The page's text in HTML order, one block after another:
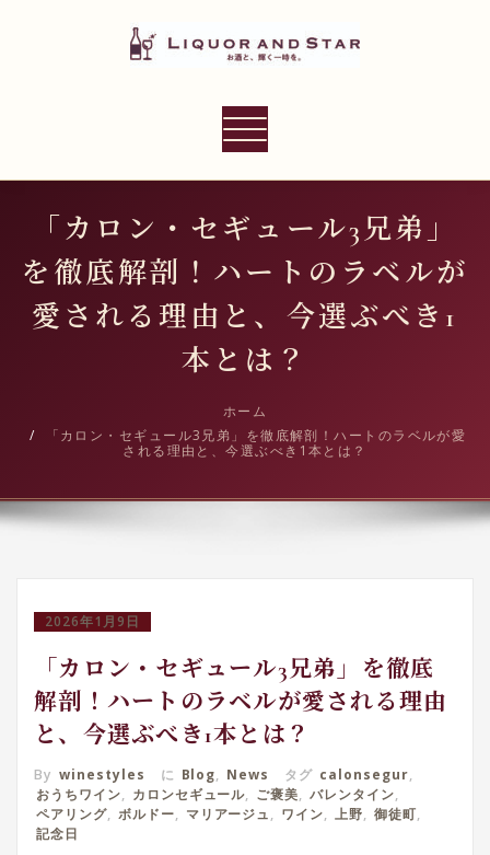
プ
LIQUOR AND STAR
ナ
ー
ョ
り
え
「カロン・セギュール3兄弟」
を徹底解剖！ハートのラベルが
愛される理由と、今選ぶべき1
本とは？
ホーム
「カロン・セギュール3兄弟」を徹底解剖！ハートのラベルが愛
される理由と、今選ぶべき1本とは？
2026年1月9日
「カロン・セギュール3兄弟」を徹底
解剖！ハートのラベルが愛される理由
と、今選ぶべき1本とは？
By winestyles に Blog, News タグ calonsegur,
おうちワイン, カロンセギュール, ご褒美, バレンタイン,
ペアリング, ボルドー, マリアージュ, ワイン, 上野, 御徒町,
記念日